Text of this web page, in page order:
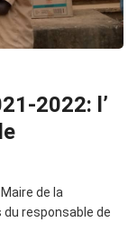
2022: l’
de la
responsable de